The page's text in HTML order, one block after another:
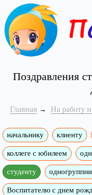
Поздравления
Главная На работу
начальнику клиенту
коллеге с юбилеем
студенту
Воспитателю с днем